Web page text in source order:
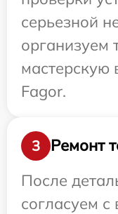
серьезной
организуем
мастерскую
Fagor.
3
Ремонт
После
согласуем с